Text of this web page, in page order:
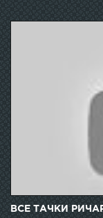
ВСЕ ТАЧКИ